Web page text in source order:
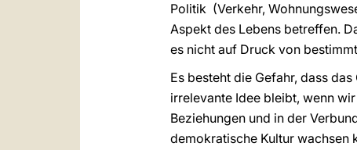
Politik (Verkehr,
Aspekt des Lebens betreffen.
es nicht auf Druck von
Es besteht die Gefahr, dass
irrelevante Idee bleibt, wenn
Beziehungen und in der
demokratische Kultur wachsen